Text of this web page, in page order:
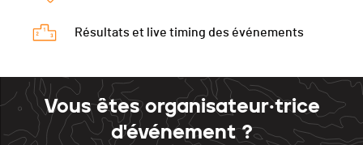
Résultats et live timing des événements
Vous êtes organisateur·trice
d'événement ?